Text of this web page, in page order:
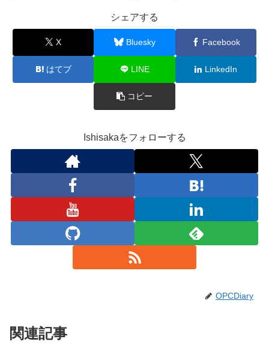
シェアする
X Bluesky Facebook
はてブ LINE LinkedIn
コピー
Ishisakaをフォローする
OPCDiary
関連記事